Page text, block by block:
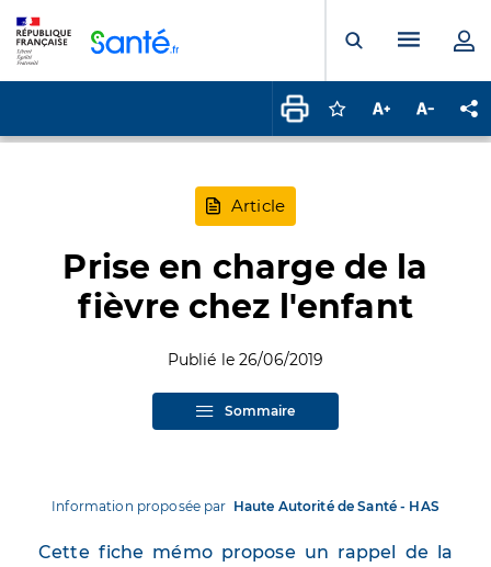
Ouvrir laMenu
Connectez-vous
Augmenter la
Prise en charge de la
fièvre chez l'enfant
Article
Publié le 26/06/2019
Sommaire
Information proposée par Haute Autorité de Santé - HAS
Cette fiche mémo propose un rappel de la